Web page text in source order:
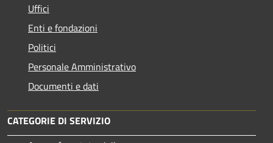
Uffici
Enti e fondazioni
Politici
Personale Amministrativo
Documenti e dati
CATEGORIE DI SERVIZIO